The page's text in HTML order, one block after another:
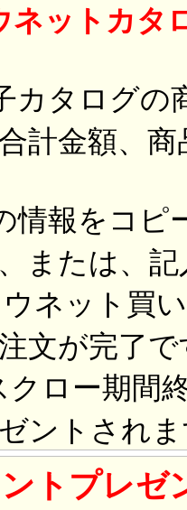
ネットカタ
カタログの
計金額、
報をコピ
または、
ネット買
文が完了で
ロー期間
ントされ
トプレゼ